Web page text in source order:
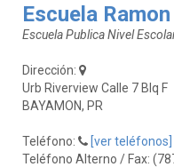
Escuela
Escuela Publica Nivel
Dirección:
Urb Riverview Calle 7 Blq F
BAYAMON, PR
Teléfono:
[ver teléfonos]
Teléfono Alterno / Fax: